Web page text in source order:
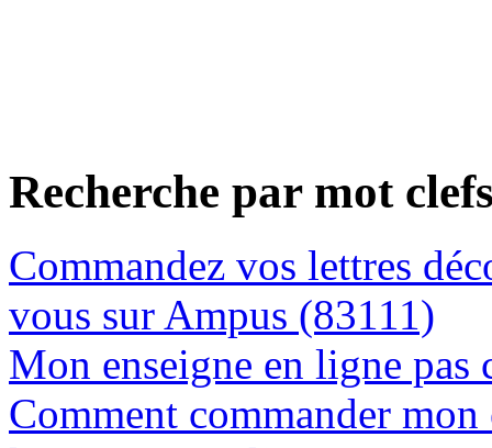
Recherche par mot
Commandez vos lettres
vous sur Ampus (83111)
Mon enseigne en ligne pas
Comment commander